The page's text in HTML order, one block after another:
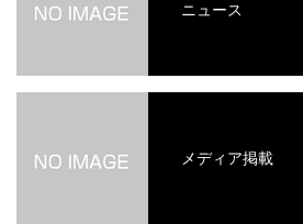
ニュース
メディア掲載